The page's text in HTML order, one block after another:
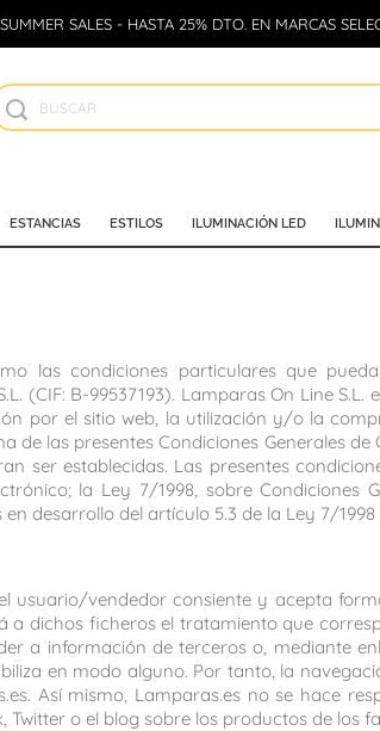
SALES - HASTA 25% DTO. EN MARCAS
ESTANCIAS ESTILOS ILUMINACIÓN LED
las condiciones particulares que
(CIF: B-99537193). Lamparas On Line
por el sitio web, la utilización y/o la
las presentes Condiciones Generales de
ser establecidas. Las presentes
la Ley 7/1998, sobre Condiciones
desarrollo del artículo 5.3 de la Ley 7/
usuario/vendedor consiente y acepta
dichos ficheros el tratamiento que
a información de terceros o, mediante
en modo alguno. Por tanto, la
Así mismo, Lamparas.es no se hace
o el blog sobre los productos de los